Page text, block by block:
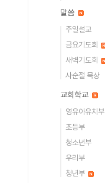
말씀
주일설교
금요기도회
새벽기도회
사순절 묵상
교회학교
영유아유치부
초등부
청소년부
우리부
청년부